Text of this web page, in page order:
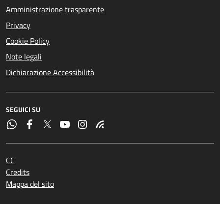
Amministrazione trasparente
Privacy
Cookie Policy
Note legali
Dichiarazione Accessibilità
SEGUICI SU
CC
Credits
Mappa del sito